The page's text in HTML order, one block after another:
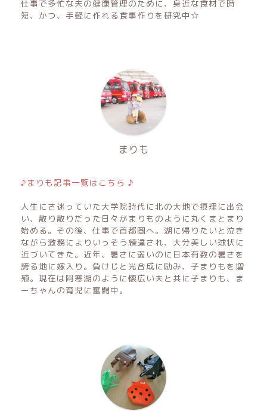
仕事で多忙な夫の健康管理のために、身近な食材で時
短、かつ、手軽に作れる食事作りを研究中☆
まりも
♪まりも記事一覧はこちら ♪
人生にさ迷っていた大学院時代に北の大地で摂理に出会
い、散り散りだった日々がまりものように丸くまとまり
始める。その後、仕事で首都圏へ。湖に帰りたいと泣き
ながら激務によりいっそう練達され、大分美しい球状に
近づいてきた。近年、暑さに弱いのに日本有数の暑さを
誇る地に嫁入り。負けじと光合成に励み、子まりもを増
殖。現在は阿寒湖のように懐広い夫と共に子まりも、ま
ーちゃんの育児に奮闘中。